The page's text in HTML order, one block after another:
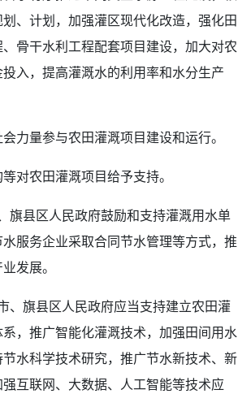
、计划，加强灌区现代化改造，强化田
骨干水利工程配套项目建设，加大对农
入，提高灌溉水的利用率和水分生产
力量参与农田灌溉项目建设和运行。
对农田灌溉项目给予支持。
旗县区人民政府鼓励和支持灌溉用水单
服务企业采取合同节水管理等方式，推
发展。
、旗县区人民政府应当支持建立农田灌
，推广智能化灌溉技术，加强田间用水
水科学技术研究，推广节水新技术、新
互联网、大数据、人工智能等技术应